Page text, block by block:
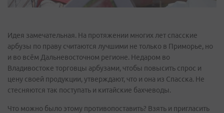
Идея замечательная. На протяжении многих лет спасские
арбузы по праву считаются лучшими не только в Приморье, но
и во всём Дальневосточном регионе. Недаром во
Владивостоке торговцы арбузами, чтобы повысить спрос и
цену своей продукции, утверждают, что и она из Спасска. Не
стесняются так поступать и китайские бахчеводы.
Что можно было этому противопоставить? Взять и пригласить